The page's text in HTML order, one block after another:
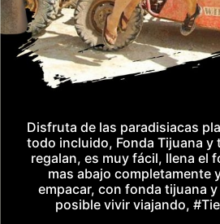
Disfruta de las paradisiacas
todo incluido, Fonda Tijuana y
regalan, es muy fácil, llena el
mas abajo completamente
empacar, con fonda tijuana
posible vivir viajando,